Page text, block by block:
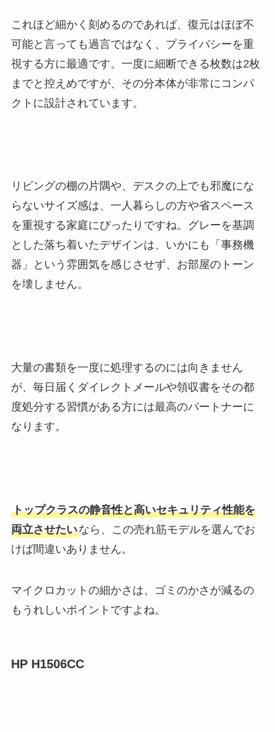
これほど細かく刻めるのであれば、復元はほぼ不
可能と言っても過言ではなく、プライバシーを重
視する方に最適です。一度に細断できる枚数は2枚
までと控えめですが、その分本体が非常にコンパ
クトに設計されています。
リビングの棚の片隅や、デスクの上でも邪魔にな
らないサイズ感は、一人暮らしの方や省スペース
を重視する家庭にぴったりですね。グレーを基調
とした落ち着いたデザインは、いかにも「事務機
器」という雰囲気を感じさせず、お部屋のトーン
を壊しません。
大量の書類を一度に処理するのには向きません
が、毎日届くダイレクトメールや領収書をその都
度処分する習慣がある方には最高のパートナーに
なります。
トップクラスの静音性と高いセキュリティ性能を
両立させたいなら、この売れ筋モデルを選んでお
けば間違いありません。
マイクロカットの細かさは、ゴミのかさが減るの
もうれしいポイントですよね。
HP H1506CC